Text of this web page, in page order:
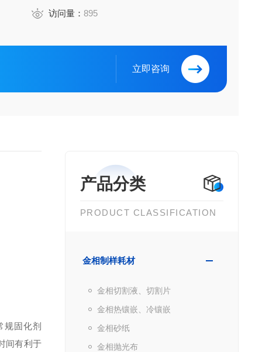
访问量： 895
立即咨询
产品分类
PRODUCT CLASSIFICATION
金相制样耗材
金相切割液、切割片
金相热镶嵌、冷镶嵌
金相砂纸
金相抛光布
规固化剂
间有利于